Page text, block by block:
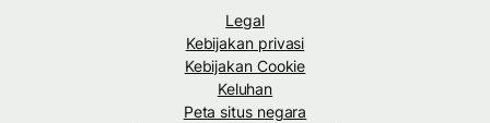
Legal
Kebijakan privasi
Kebijakan Cookie
Keluhan
Peta situs negara